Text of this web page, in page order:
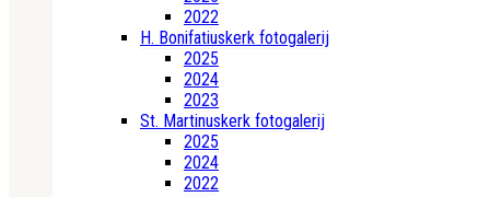
2022
H. Bonifatiuskerk fotogalerij
2025
2024
2023
St. Martinuskerk fotogalerij
2025
2024
2022